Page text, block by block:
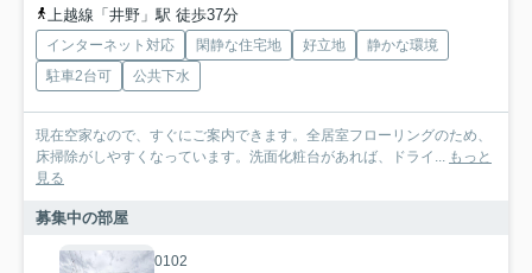
上越線「井野」駅 徒歩37分
インターネット対応 閑静な住宅地 好立地
静かな環境
駐車2台可
公共下水
現在空家なので、すぐにご案内できます。全居室フローリングのため、
床掃除がしやすくなっています。洗面化粧台があれば、ドライ... もっと
見る
募集中の部屋
0102